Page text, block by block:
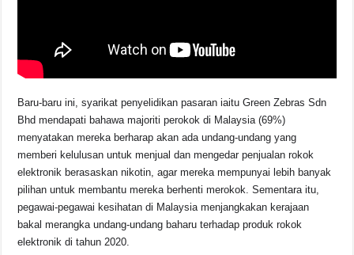
Baru-baru ini, syarikat penyelidikan pasaran iaitu Green Zebras Sdn
Bhd mendapati bahawa majoriti perokok di Malaysia (69%)
menyatakan mereka berharap akan ada undang-undang yang
memberi kelulusan untuk menjual dan mengedar penjualan rokok
elektronik berasaskan nikotin, agar mereka mempunyai lebih banyak
pilihan untuk membantu mereka berhenti merokok. Sementara itu,
pegawai-pegawai kesihatan di Malaysia menjangkakan kerajaan
bakal merangka undang-undang baharu terhadap produk rokok
elektronik di tahun 2020.